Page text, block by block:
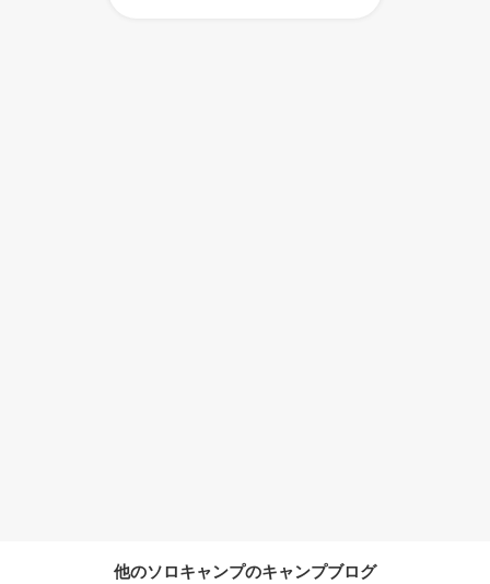
他のソロキャンプのキャンプブログ